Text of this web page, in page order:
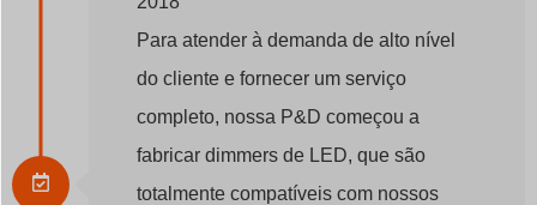
Para atender à demanda de alto nível
do cliente e fornecer um serviço
completo, nossa P&D começou a
fabricar dimmers de LED, que são
totalmente compatíveis com nossos